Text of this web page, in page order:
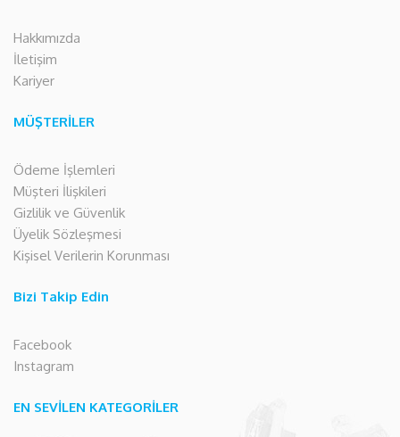
Hakkımızda
İletişim
Kariyer
MÜŞTERİLER
Ödeme İşlemleri
Müşteri İlişkileri
Gizlilik ve Güvenlik
Üyelik Sözleşmesi
Kişisel Verilerin Korunması
Bizi Takip Edin
Facebook
Instagram
EN SEVİLEN KATEGORİLER